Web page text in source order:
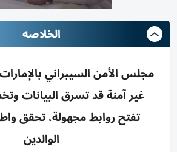
الخلاصه
مجلس الأمن السيبراني
غير آمنة قد تسرق البيانات
تفتح روابط مجهولة، تحقق
الوالدين